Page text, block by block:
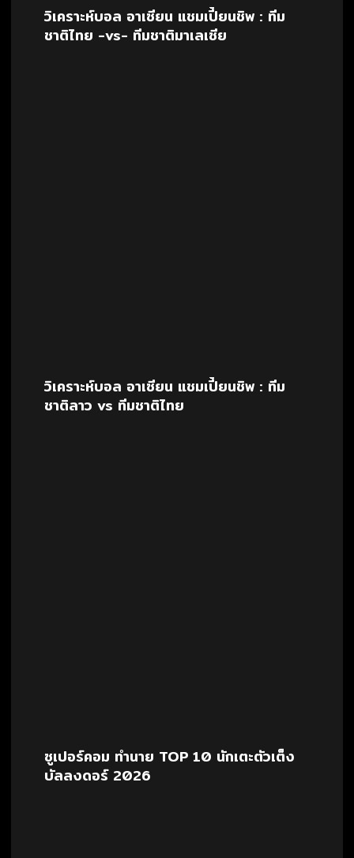
วิเคราะห์บอล อาเซียน แชมเปี้ยนชิพ : ทีม
ชาติไทย -vs- ทีมชาติมาเลเซีย
วิเคราะห์บอล อาเซียน แชมเปี้ยนชิพ : ทีม
ชาติลาว vs ทีมชาติไทย
ซูเปอร์คอม ทำนาย TOP 10 นักเตะตัวเต็ง
บัลลงดอร์ 2026